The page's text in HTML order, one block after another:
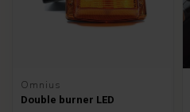
Omnius
Double burner LED